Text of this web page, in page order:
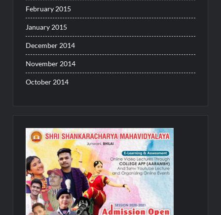
February 2015
January 2015
December 2014
November 2014
October 2014